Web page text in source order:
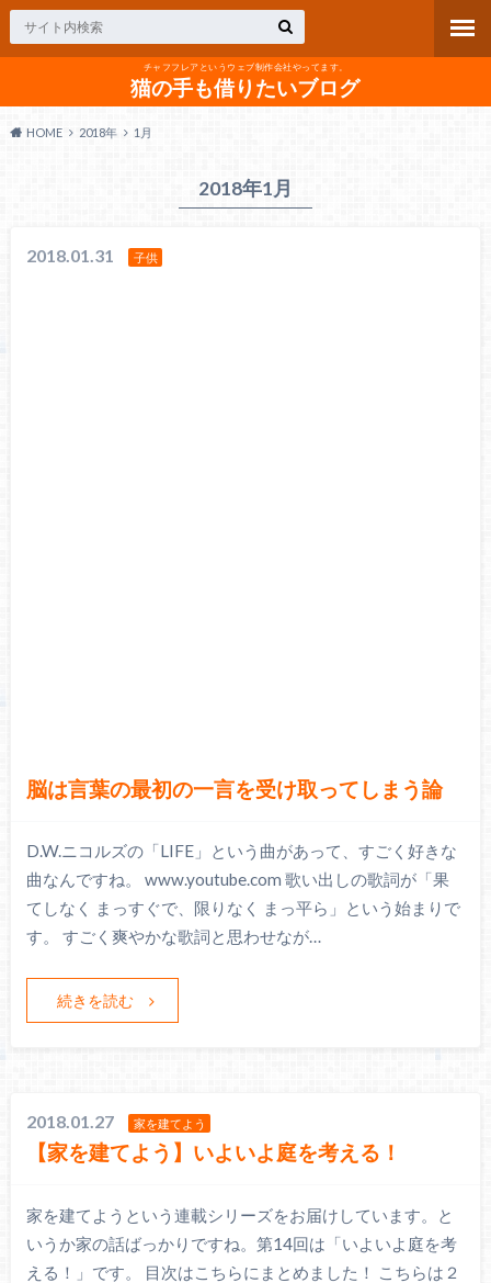
チャフフレアというウェブ制作会社やってます。
猫の手も借りたいブログ
HOME 2018年 1月
2018年1月
2018.01.31 子供
脳は言葉の最初の一言を受け取ってしまう論
D.W.ニコルズの「LIFE」という曲があって、すごく好きな
曲なんですね。 www.youtube.com 歌い出しの歌詞が「果
てしなく まっすぐで、限りなく まっ平ら」という始まりで
す。 すごく爽やかな歌詞と思わせなが…
続きを読む
2018.01.27 家を建てよう
【家を建てよう】いよいよ庭を考える！
家を建てようという連載シリーズをお届けしています。と
いうか家の話ばっかりですね。第14回は「いよいよ庭を考
える！」です。 目次はこちらにまとめました！ こちらは２